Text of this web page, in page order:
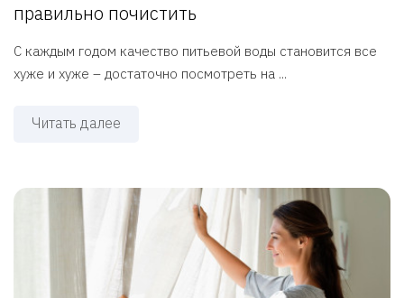
правильно почистить
С каждым годом качество питьевой воды становится все
хуже и хуже – достаточно посмотреть на ...
Читать далее